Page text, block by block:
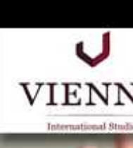
Um das
und Berufspraxis
noch Fragen haben –
Voraussetzungen im
Mit einerHTL-